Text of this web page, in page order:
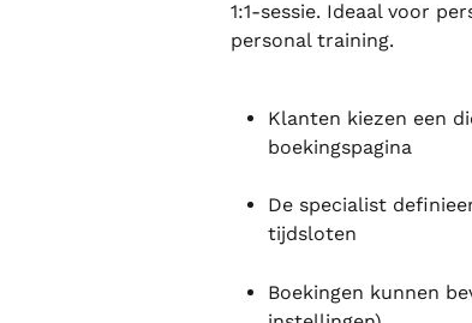
1:1-sessie. Ideaal voor
personal training.
Klanten kiezen een
boekingspagina
De specialist
tijdsloten
Boekingen kunnen